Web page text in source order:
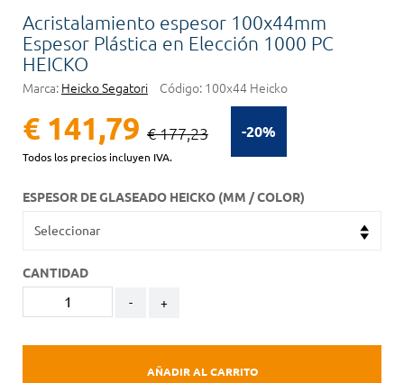
Acristalamiento espesor 100x44mm
Espesor Plástica en Elección 1000 PC
HEICKO
Marca: Heicko Segatori Código: 100x44 Heicko
-20%
€ 141,79 € 177,23
Todos los precios incluyen IVA.
ESPESOR DE GLASEADO HEICKO (MM / COLOR)
CANTIDAD
- +
AÑADIR AL CARRITO